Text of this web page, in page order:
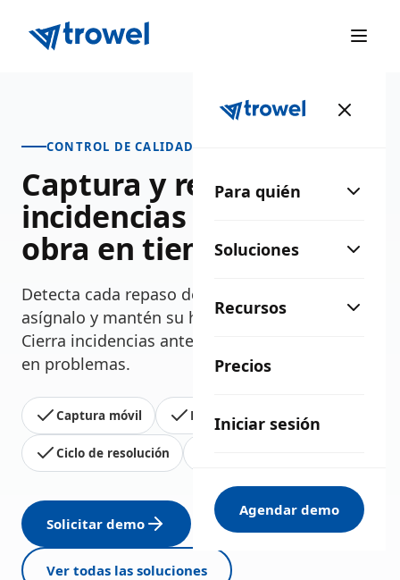
Para quién
Soluciones
Recursos
Precios
Iniciar sesión
Agendar demo
CONTROL DE CALIDAD
Captura y resuelve
incidencias a pie de
obra en tiempo récord
Detecta cada repaso desde la app móvil,
asígnalo y mantén su historial completo.
Cierra incidencias antes de que se conviertan
en problemas.
Captura móvil Histórico
Ciclo de resolución
Solicitar demo
Ver todas las soluciones